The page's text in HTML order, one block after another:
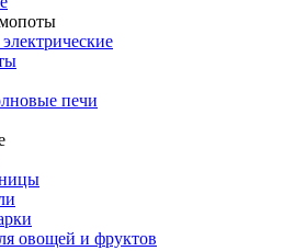
печи
овощей и фруктов